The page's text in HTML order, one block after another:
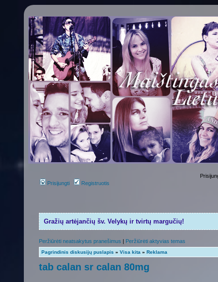
Prisijungti Registruotis
Gražių artėjančių šv. Velykų ir tvirtų margučių!
Peržiūrėti neatsakytus pranešimus | Peržiūrėti aktyvias temas
Pagrindinis diskusijų puslapis » Visa kita » Reklama
tab calan sr calan 80mg